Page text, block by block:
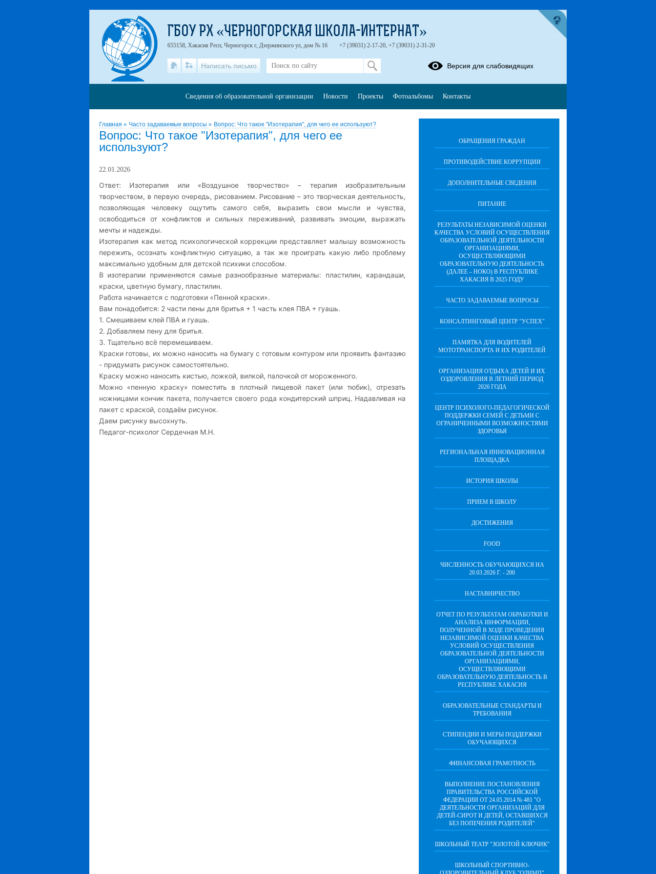
Главная » Часто задаваемые вопросы » Вопрос: Что такое "Изотерапия", для чего ее используют?
Вопрос: Что такое "Изотерапия", для чего ее
используют?
22.01.2026
Ответ: Изотерапия или «Воздушное творчество» – терапия изобразительным
творчеством, в первую очередь, рисованием. Рисование – это творческая деятельность,
позволяющая человеку ощутить самого себя, выразить свои мысли и чувства,
освободиться от конфликтов и сильных переживаний, развивать эмоции, выражать
мечты и надежды.
Изотерапия как метод психологической коррекции представляет малышу возможность
пережить, осознать конфликтную ситуацию, а так же проиграть какую либо проблему
максимально удобным для детской психики способом.
В изотерапии применяются самые разнообразные материалы: пластилин, карандаши,
краски, цветную бумагу, пластилин.
Работа начинается с подготовки «Пенной краски».
Вам понадобится: 2 части пены для бритья + 1 часть клея ПВА + гуашь.
1. Смешиваем клей ПВА и гуашь.
2. Добавляем пену для бритья.
3. Тщательно всё перемешиваем.
Краски готовы, их можно наносить на бумагу с готовым контуром или проявить фантазию
- придумать рисунок самостоятельно.
Краску можно наносить кистью, ложкой, вилкой, палочкой от мороженного.
Можно «пенную краску» поместить в плотный пищевой пакет (или тюбик), отрезать
ножницами кончик пакета, получается своего рода кондитерский шприц. Надавливая на
пакет с краской, создаём рисунок.
Даем рисунку высохнуть.
Педагог-психолог Сердечная М.Н.
ОБРАЩЕНИЯ ГРАЖДАН
ПРОТИВОДЕЙСТВИЕ КОРРУПЦИИ
ДОПОЛНИТЕЛЬНЫЕ СВЕДЕНИЯ
ПИТАНИЕ
РЕЗУЛЬТАТЫ НЕЗАВИСИМОЙ ОЦЕНКИ
КАЧЕСТВА УСЛОВИЙ ОСУЩЕСТВЛЕНИЯ
ОБРАЗОВАТЕЛЬНОЙ ДЕЯТЕЛЬНОСТИ
ОРГАНИЗАЦИЯМИ,
ОСУЩЕСТВЛЯЮЩИМИ
ОБРАЗОВАТЕЛЬНУЮ ДЕЯТЕЛЬНОСТЬ
(ДАЛЕЕ – НОКО) В РЕСПУБЛИКЕ
ХАКАСИЯ В 2025 ГОДУ
ЧАСТО ЗАДАВАЕМЫЕ ВОПРОСЫ
КОНСАЛТИНГОВЫЙ ЦЕНТР "УСПЕХ"
ПАМЯТКА ДЛЯ ВОДИТЕЛЕЙ
МОТОТРАНСПОРТА И ИХ РОДИТЕЛЕЙ
ОРГАНИЗАЦИЯ ОТДЫХА ДЕТЕЙ И ИХ
ОЗДОРОВЛЕНИЯ В ЛЕТНИЙ ПЕРИОД
2026 ГОДА
ЦЕНТР ПСИХОЛОГО-ПЕДАГОГИЧЕСКОЙ
ПОДДЕРЖКИ СЕМЕЙ С ДЕТЬМИ С
ОГРАНИЧЕННЫМИ ВОЗМОЖНОСТЯМИ
ЗДОРОВЬЯ
РЕГИОНАЛЬНАЯ ИННОВАЦИОННАЯ
ПЛОЩАДКА
ИСТОРИЯ ШКОЛЫ
ПРИЕМ В ШКОЛУ
ДОСТИЖЕНИЯ
FOOD
ЧИСЛЕННОСТЬ ОБУЧАЮЩИХСЯ НА
20.03.2026 Г. - 200
НАСТАВНИЧЕСТВО
ОТЧЕТ ПО РЕЗУЛЬТАТАМ ОБРАБОТКИ И
АНАЛИЗА ИНФОРМАЦИИ,
ПОЛУЧЕННОЙ В ХОДЕ ПРОВЕДЕНИЯ
НЕЗАВИСИМОЙ ОЦЕНКИ КАЧЕСТВА
УСЛОВИЙ ОСУЩЕСТВЛЕНИЯ
ОБРАЗОВАТЕЛЬНОЙ ДЕЯТЕЛЬНОСТИ
ОРГАНИЗАЦИЯМИ,
ОСУЩЕСТВЛЯЮЩИМИ
ОБРАЗОВАТЕЛЬНУЮ ДЕЯТЕЛЬНОСТЬ В
РЕСПУБЛИКЕ ХАКАСИЯ
ОБРАЗОВАТЕЛЬНЫЕ СТАНДАРТЫ И
ТРЕБОВАНИЯ
СТИПЕНДИИ И МЕРЫ ПОДДЕРЖКИ
ОБУЧАЮЩИХСЯ
ФИНАНСОВАЯ ГРАМОТНОСТЬ
ВЫПОЛНЕНИЕ ПОСТАНОВЛЕНИЯ
ПРАВИТЕЛЬСТВА РОССИЙСКОЙ
ФЕДЕРАЦИИ ОТ 24.05.2014 № 481 "О
ДЕЯТЕЛЬНОСТИ ОРГАНИЗАЦИЙ ДЛЯ
ДЕТЕЙ-СИРОТ И ДЕТЕЙ, ОСТАВШИХСЯ
БЕЗ ПОПЕЧЕНИЯ РОДИТЕЛЕЙ"
ШКОЛЬНЫЙ ТЕАТР "ЗОЛОТОЙ КЛЮЧИК"
ШКОЛЬНЫЙ СПОРТИВНО-
ГБОУ РХ «ЧЕРНОГОРСКАЯ ШКОЛА-ИНТЕРНАТ»
655158, Хакасия Респ, Черногорск г, Дзержинского ул, дом № 16 +7 (39031) 2-17-20, +7 (39031) 2-31-20
Написать письмо Версия для слабовидящих
Сведения об образовательной организации Новости Проекты Фотоальбомы Контакты